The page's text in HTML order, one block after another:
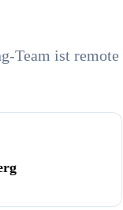
Team ist remote